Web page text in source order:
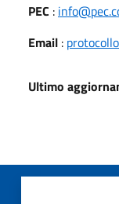
PEC :
Email :
Ultimo